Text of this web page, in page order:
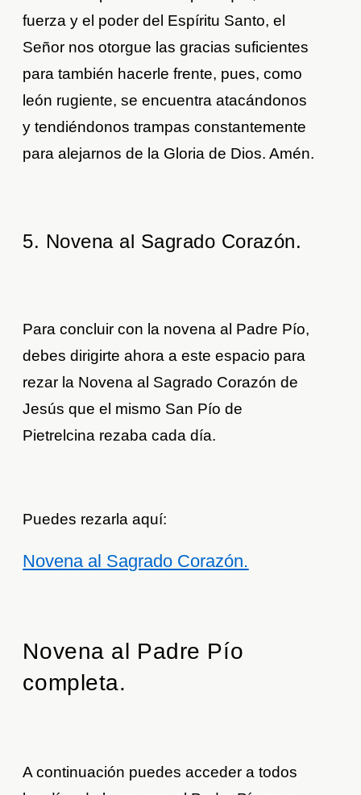
fuerza y el poder del Espíritu Santo, el
Señor nos otorgue las gracias suficientes
para también hacerle frente, pues, como
león rugiente, se encuentra atacándonos
y tendiéndonos trampas constantemente
para alejarnos de la Gloria de Dios. Amén.
5. Novena al Sagrado Corazón.
Para concluir con la novena al Padre Pío,
debes dirigirte ahora a este espacio para
rezar la Novena al Sagrado Corazón de
Jesús que el mismo San Pío de
Pietrelcina rezaba cada día.
Puedes rezarla aquí:
Novena al Sagrado Corazón.
Novena al Padre Pío
completa.
A continuación puedes acceder a todos